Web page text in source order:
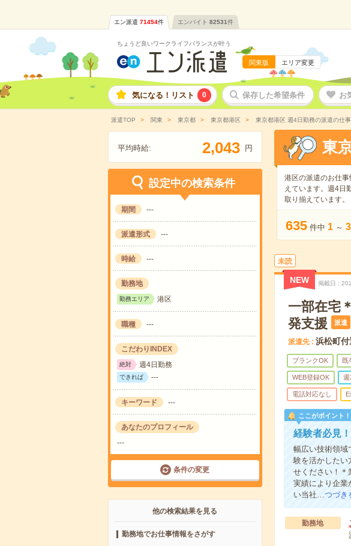
エン派遣 71454件 エンバイト 82531件
ちょうど良いワークライフバランスが叶う
関東版 エリア変更
気になる！リスト 0 保存した希望条件 お
派遣TOP 関東 東京都 東京都港区 東京都港区 週4日勤務の派遣の仕
平均時給: 2,043 円
設定中の検索条件
期間 ---
派遣形式 ---
時給 ---
勤務地
勤務エリア 港区
職種 ---
こだわりINDEX
絶対 週4日勤務
できれば ---
キーワード ---
あなたのプロフィール
---
条件の変更
他の検索結果を見る
勤務地でお仕事情報をさがす
東
港区の派遣のお仕事
えています。週4日
取り揃えています。
635 件中 1 ～
未読
NEW 掲載日
一部在宅
発支援
派遣
派遣先 浜松町
ブランクOK 既
WEB登録OK 週
電話対応なし
ここがポイント！
経験者必見
幅広い技術領域
験を活かしたい
せください！＊
実績により企業
い当社…つづき
勤務地